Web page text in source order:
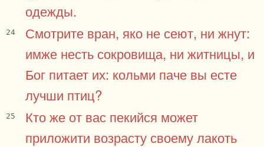
одежды.
24
Смотрите вран, яко не сеют, ни жнут:
имже несть сокровища, ни житницы, и
Бог питает их: кольми паче вы есте
лучши птиц?
25
Кто же от вас пекийся может
приложити возрасту своему лакоть